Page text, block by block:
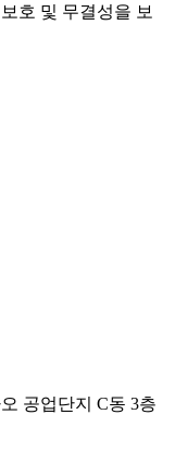
호 및 무결성을 보
공업단지 C동 3층